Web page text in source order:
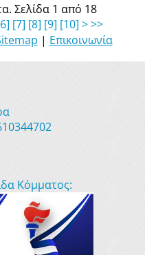
Σελίδα 1 από 18
[7] [8] [9] [10] > >>
| Επικοινωνία
Κόμματος: